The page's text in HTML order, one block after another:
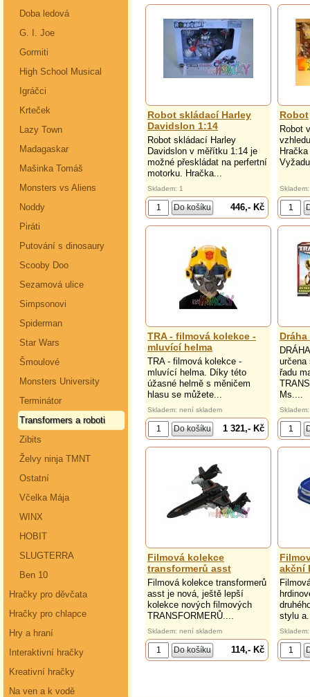
Doba ledová
G. I. Joe
Gormiti
High School Musical
Igráčci
Krteček
Lazy Town
Madagaskar
Mašinka Tomáš
Monsters vs Aliens
Noddy
Piráti
Putování s dinosaury
Scooby Doo
Sezamová ulice
Simpsonovi
Spiderman
Star Wars
Šmoulové
Monsters University
Terminátor
Transformers a roboti
Zibits
Želvy ninja TMNT
Ostatní
Včelka Mája
WINX
HOBIT
SLUGTERRA
Ben 10
Hračky pro děvčata
Hračky pro chlapce
Hry a hraní
Interaktivní hračky
Kreativní hračky
Na ven a k vodě
Robot skládací Harley
Davidslon 1:14
Robot skládací Harley
Davidslon v měřítku 1:14 je
možné přeskládat na perfertní
motorku. Hračka...
Skladem: 1
446,- Kč
Robot
Robot
TRA - filmová kolekce -
mluvící helma
TRA - filmová kolekce -
mluvící helma. Díky této
úžasné helmě s měničem
hlasu se můžete...
Skladem: není skladem
1 321,- Kč
určena
řadu
Ms....
Filmová kolekce
transformerů asst
Filmová kolekce transformerů
asst je nová, ještě lepší
kolekce nových filmových
TRANSFORMERŮ....
Skladem: není skladem
114,- Kč
akční
stylu